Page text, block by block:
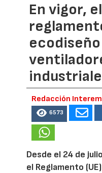
En vigor,
ecodiseño
Redacción
6573
Desde el 24 de
el Reglamento